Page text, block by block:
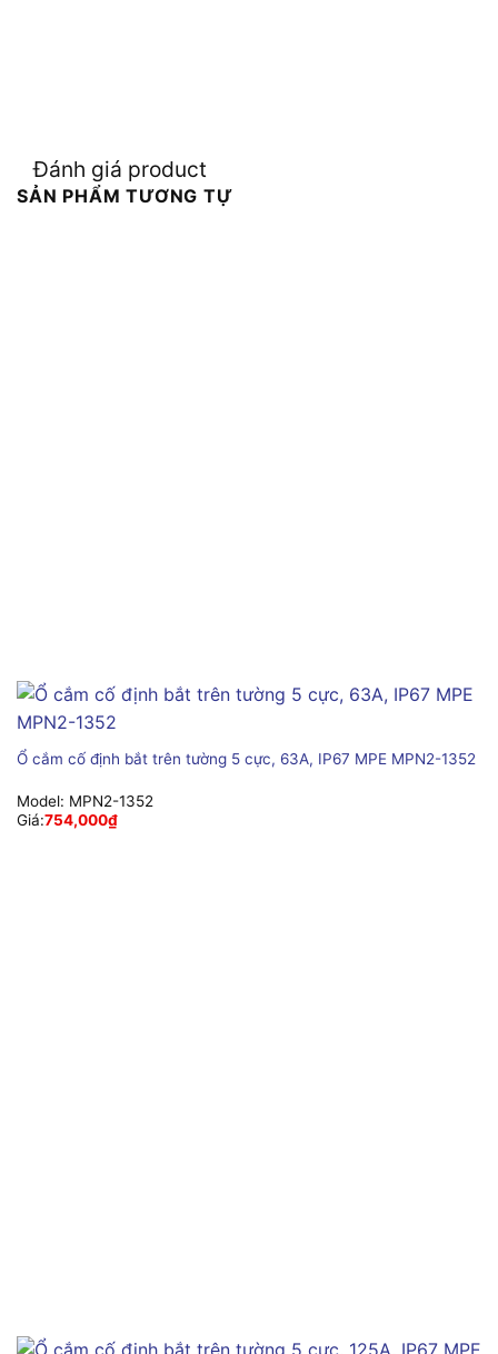
Đánh giá product
SẢN PHẨM TƯƠNG TỰ
Ổ cắm cố định bắt trên tường 5 cực, 63A, IP67 MPE MPN2-1352
Model: MPN2-1352
Giá:754,000₫